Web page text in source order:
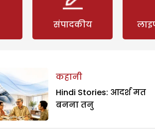
संपादकीय
कहानी
Hindi Stories: आदर्श मत
बनना तनु